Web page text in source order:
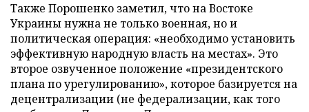
Также Порошенко заметил, что на Востоке
Украины нужна не только военная, но и
политическая операция: «необходимо установить
эффективную народную власть на местах». Это
второе озвученное положение «президентского
плана по урегулированию», которое базируется на
децентрализации (не федерализации, как того